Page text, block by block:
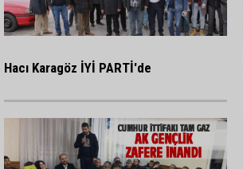
Hacı Karagöz İYİ PARTİ'de